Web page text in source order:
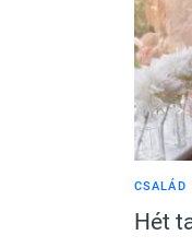
CSALÁD
Hét